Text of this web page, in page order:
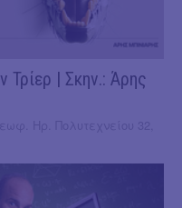
Τρίερ | Σκην.: Άρης